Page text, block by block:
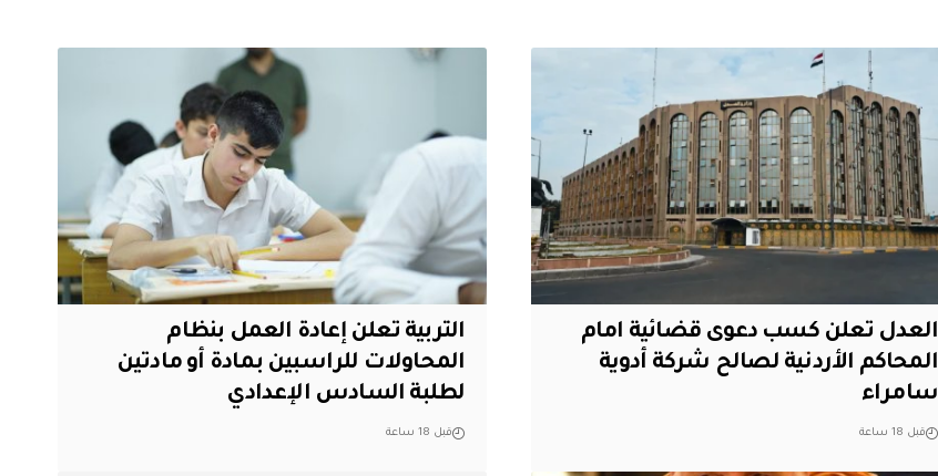
العدل تعلن كسب دعوى قضائية امام
المحاكم الأردنية لصالح شركة أدوية
سامراء
قبل 18 ساعة
التربية تعلن إعادة العمل بنظام
المحاولات للراسبين بمادة أو مادتين
لطلبة السادس الإعدادي
قبل 18 ساعة